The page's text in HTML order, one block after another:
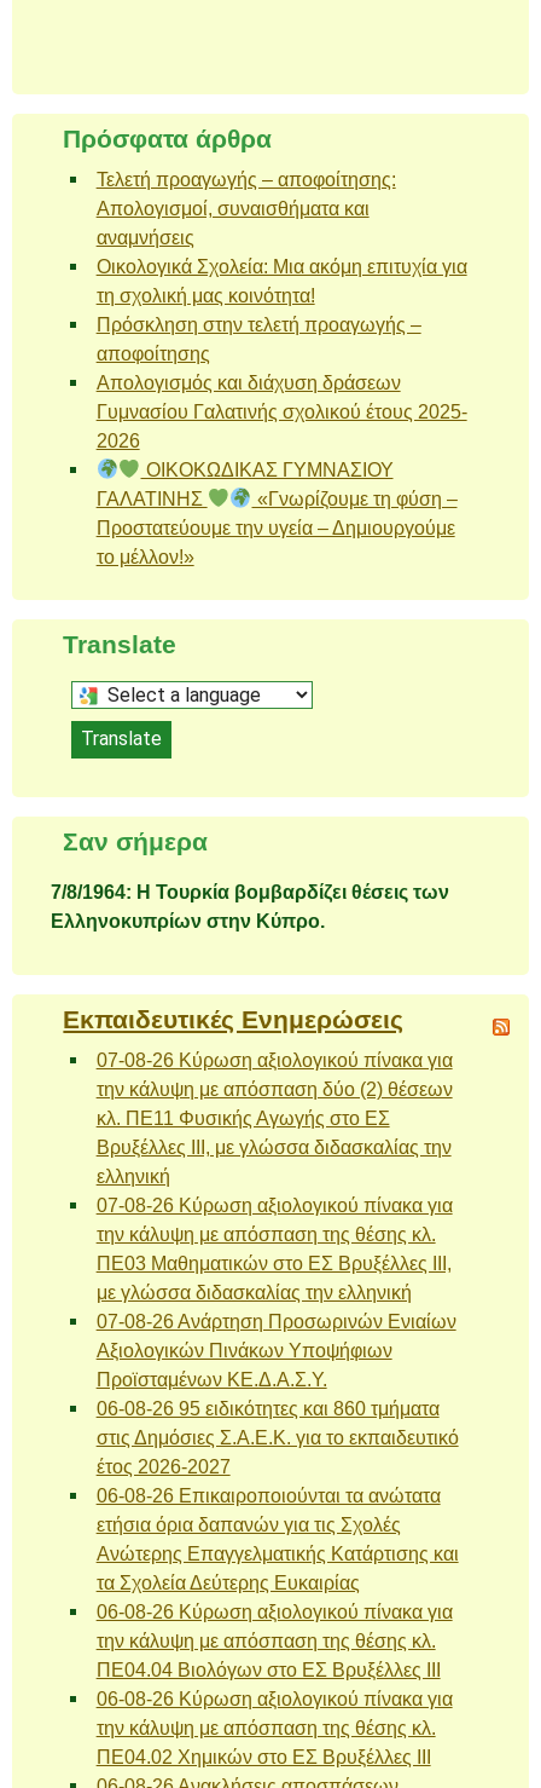
Πρόσφατα άρθρα
Τελετή προαγωγής – αποφοίτησης:
Απολογισμοί, συναισθήματα και
αναμνήσεις
Οικολογικά Σχολεία: Μια ακόμη επιτυχία για
τη σχολική μας κοινότητα!
Πρόσκληση στην τελετή προαγωγής –
αποφοίτησης
Απολογισμός και διάχυση δράσεων
Γυμνασίου Γαλατινής σχολικού έτους 2025-
2026
ΟΙΚΟΚΩΔΙΚΑΣ ΓΥΜΝΑΣΙΟΥ
ΓΑΛΑΤΙΝΗΣ
«Γνωρίζουμε τη φύση –
Προστατεύουμε την υγεία – Δημιουργούμε
το μέλλον!»
Translate
Select
a
language
this
Translate
Σαν σήμερα
7/8/1964: Η Τουρκία βομβαρδίζει θέσεις των
Ελληνοκυπρίων στην Κύπρο.
Εκπαιδευτικές Ενημερώσεις
07-08-26 Κύρωση αξιολογικού πίνακα για
την κάλυψη με απόσπαση δύο (2) θέσεων
κλ. ΠΕ11 Φυσικής Αγωγής στο ΕΣ
Βρυξέλλες ΙΙΙ, με γλώσσα διδασκαλίας την
ελληνική
07-08-26 Κύρωση αξιολογικού πίνακα για
την κάλυψη με απόσπαση της θέσης κλ.
ΠΕ03 Μαθηματικών στο ΕΣ Βρυξέλλες ΙΙΙ,
με γλώσσα διδασκαλίας την ελληνική
07-08-26 Ανάρτηση Προσωρινών Ενιαίων
Αξιολογικών Πινάκων Υποψήφιων
Προϊσταμένων ΚΕ.Δ.Α.Σ.Υ.
06-08-26 95 ειδικότητες και 860 τμήματα
στις Δημόσιες Σ.Α.Ε.Κ. για το εκπαιδευτικό
έτος 2026-2027
06-08-26 Επικαιροποιούνται τα ανώτατα
ετήσια όρια δαπανών για τις Σχολές
Ανώτερης Επαγγελματικής Κατάρτισης και
τα Σχολεία Δεύτερης Ευκαιρίας
06-08-26 Κύρωση αξιολογικού πίνακα για
την κάλυψη με απόσπαση της θέσης κλ.
ΠΕ04.04 Βιολόγων στο ΕΣ Βρυξέλλες ΙΙΙ
06-08-26 Κύρωση αξιολογικού πίνακα για
την κάλυψη με απόσπαση της θέσης κλ.
ΠΕ04.02 Χημικών στο ΕΣ Βρυξέλλες ΙΙΙ